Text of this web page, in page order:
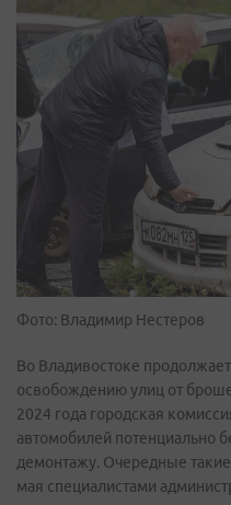
Фото: Владимир Нестеров
Во Владивостоке
освобождению улиц от
2024 года городская
автомобилей потенциально
демонтажу. Очередные
мая специалистами